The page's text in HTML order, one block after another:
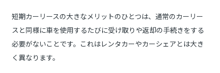
短期カーリースの大きなメリットのひとつは、通常のカーリー
スと同様に車を使用するたびに受け取りや返却の手続きをする
必要がないことです。これはレンタカーやカーシェアとは大き
く異なります。